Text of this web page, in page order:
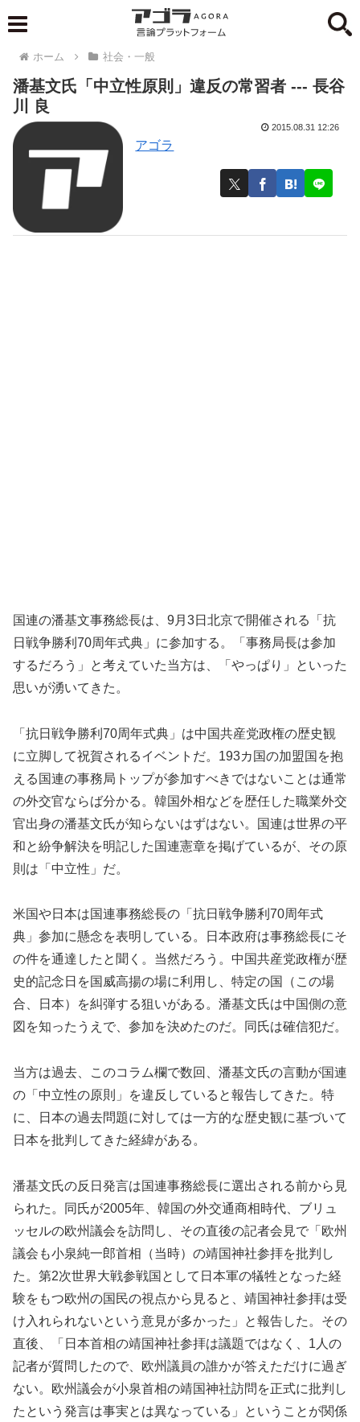
ホーム 社会・一般
潘基文氏「中立性原則」違反の常習者 --- 長谷
川 良
アゴラ
2015.08.31 12:26
国連の潘基文事務総長は、9月3日北京で開催される「抗
日戦争勝利70周年式典」に参加する。「事務局長は参加
するだろう」と考えていた当方は、「やっぱり」といった
思いが湧いてきた。
「抗日戦争勝利70周年式典」は中国共産党政権の歴史観
に立脚して祝賀されるイベントだ。193カ国の加盟国を抱
える国連の事務局トップが参加すべきではないことは通常
の外交官ならば分かる。韓国外相などを歴任した職業外交
官出身の潘基文氏が知らないはずはない。国連は世界の平
和と紛争解決を明記した国連憲章を掲げているが、その原
則は「中立性」だ。
米国や日本は国連事務総長の「抗日戦争勝利70周年式
典」参加に懸念を表明している。日本政府は事務総長にそ
の件を通達したと聞く。当然だろう。中国共産党政権が歴
史的記念日を国威高揚の場に利用し、特定の国（この場
合、日本）を糾弾する狙いがある。潘基文氏は中国側の意
図を知ったうえで、参加を決めたのだ。同氏は確信犯だ。
当方は過去、このコラム欄で数回、潘基文氏の言動が国連
の「中立性の原則」を違反していると報告してきた。特
に、日本の過去問題に対しては一方的な歴史観に基づいて
日本を批判してきた経緯がある。
潘基文氏の反日発言は国連事務総長に選出される前から見
られた。同氏が2005年、韓国の外交通商相時代、ブリュ
ッセルの欧州議会を訪問し、その直後の記者会見で「欧州
議会も小泉純一郎首相（当時）の靖国神社参拝を批判し
た。第2次世界大戦参戦国として日本軍の犠牲となった経
験をもつ欧州の国民の視点から見ると、靖国神社参拝は受
け入れられないという意見が多かった」と報告した。その
直後、「日本首相の靖国神社参拝は議題ではなく、1人の
記者が質問したので、欧州議員の誰かが答えただけに過ぎ
ない。欧州議会が小泉首相の靖国神社訪問を正式に批判し
たという発言は事実とは異なっている」ということが関係